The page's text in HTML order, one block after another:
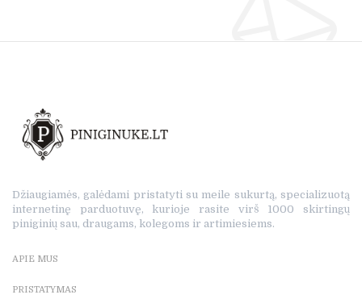
Džiaugiamės, galėdami pristatyti su meile sukurtą, specializuotą
internetinę parduotuvę, kurioje rasite virš 1000 skirtingų
piniginių sau, draugams, kolegoms ir artimiesiems.
APIE MUS
PRISTATYMAS